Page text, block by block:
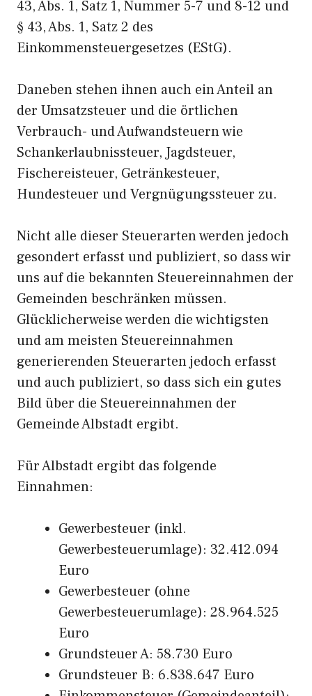
43, Abs. 1, Satz 1, Nummer 5-7 und 8-12 und
§ 43, Abs. 1, Satz 2 des
Einkommensteuergesetzes (EStG).
Daneben stehen ihnen auch ein Anteil an
der Umsatzsteuer und die örtlichen
Verbrauch- und Aufwandsteuern wie
Schankerlaubnissteuer, Jagdsteuer,
Fischereisteuer, Getränkesteuer,
Hundesteuer und Vergnügungssteuer zu.
Nicht alle dieser Steuerarten werden jedoch
gesondert erfasst und publiziert, so dass wir
uns auf die bekannten Steuereinnahmen der
Gemeinden beschränken müssen.
Glücklicherweise werden die wichtigsten
und am meisten Steuereinnahmen
generierenden Steuerarten jedoch erfasst
und auch publiziert, so dass sich ein gutes
Bild über die Steuereinnahmen der
Gemeinde Albstadt ergibt.
Für Albstadt ergibt das folgende
Einnahmen:
Gewerbesteuer (inkl.
Gewerbesteuerumlage): 32.412.094
Euro
Gewerbesteuer (ohne
Gewerbesteuerumlage): 28.964.525
Euro
Grundsteuer A: 58.730 Euro
Grundsteuer B: 6.838.647 Euro